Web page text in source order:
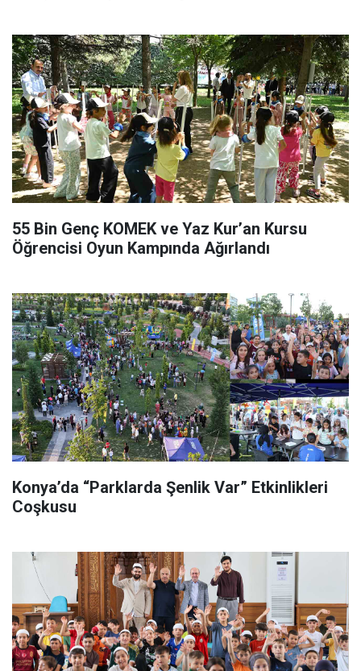
55 Bin Genç KOMEK ve Yaz Kur’an Kursu
Öğrencisi Oyun Kampında Ağırlandı
Konya’da “Parklarda Şenlik Var” Etkinlikleri
Coşkusu